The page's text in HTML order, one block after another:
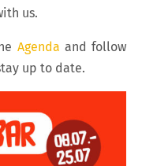
us.
Agenda and follow
up to date.